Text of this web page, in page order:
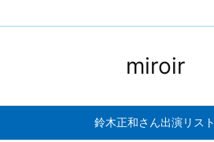
miroir
鈴木正和さん出演リスト